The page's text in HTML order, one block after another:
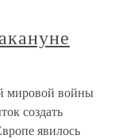
мировой войны
создать
явилось